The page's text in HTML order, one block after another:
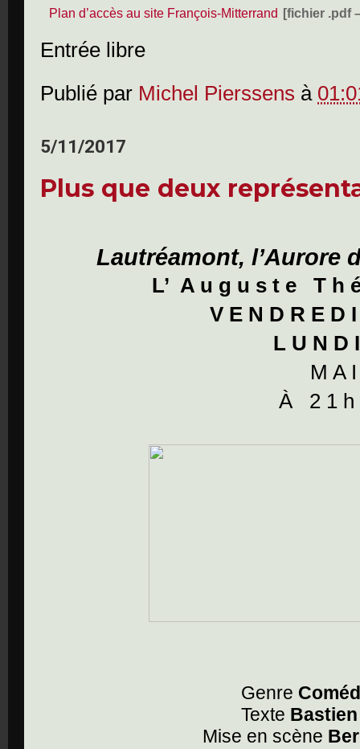
Plan d’accès au site François-Mitterrand
[fichier .pdf
Entrée libre
Publié par Michel Pierssens à
5/11/2017
Plus que deux
Lautréamont, l’Aurore
L’ A u g u s t e T h
V E N D R E D
L U N D I
M A I
À 2 1 h
Genre
Texte
Mise en scène